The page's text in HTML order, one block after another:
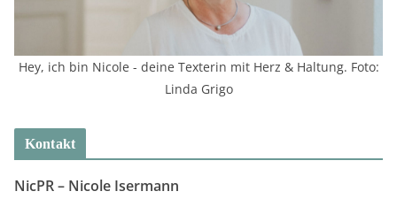
Hey, ich bin Nicole - deine Texterin mit Herz & Haltung. Foto:
Linda Grigo
Kontakt
NicPR – Nicole Isermann